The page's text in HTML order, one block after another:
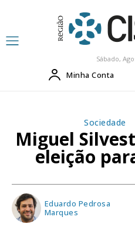
Sábado,
Minha Conta
Sociedade
Miguel
eleição
Eduardo Pedrosa
Marques